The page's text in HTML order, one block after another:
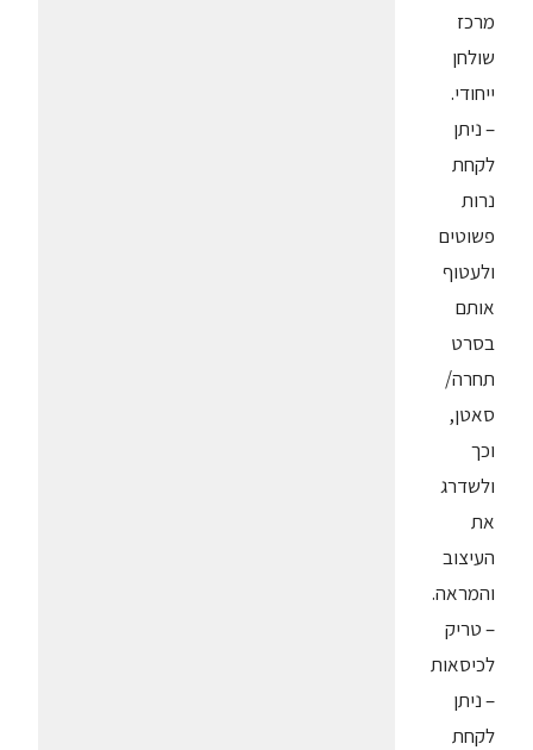
מרכז
שולחן
ייחודי.
– ניתן
לקחת
נרות
פשוטים
ולעטוף
אותם
בסרט
תחרה/
סאטן,
וכך
ולשדרג
את
העיצוב
והמראה.
– טריק
לכיסאות
– ניתן
לקחת